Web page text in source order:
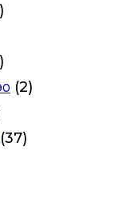
(2)
(37)